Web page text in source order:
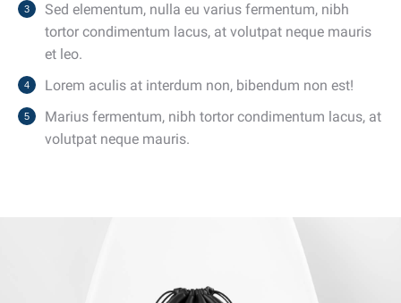
Sed elementum, nulla eu varius fermentum, nibh
tortor condimentum lacus, at volutpat neque mauris
et leo.
Lorem aculis at interdum non, bibendum non est!
Мarius fermentum, nibh tortor condimentum lacus, at
volutpat neque mauris.